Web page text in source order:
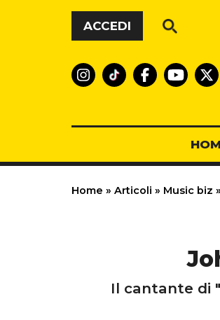
Vai al contenuto
ACCEDI
Home » Articoli » Music biz »
Il cantante di